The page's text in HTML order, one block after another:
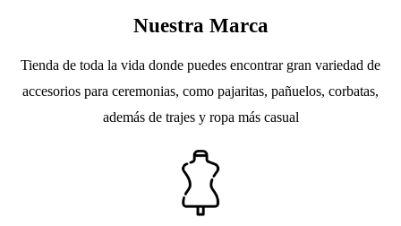
Nuestra Marca
Tienda de toda la vida donde puedes encontrar gran variedad de
accesorios para ceremonias, como pajaritas, pañuelos, corbatas,
además de trajes y ropa más casual